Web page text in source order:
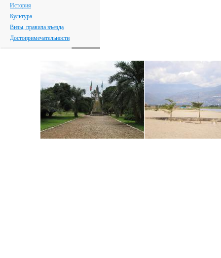
История
Культура
Визы, правила въезда
Достопримечательности